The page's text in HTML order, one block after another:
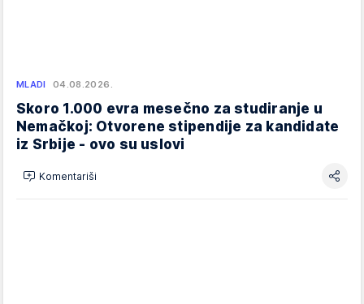
MLADI 04.08.2026.
Skoro 1.000 evra mesečno za studiranje u
Nemačkoj: Otvorene stipendije za kandidate
iz Srbije - ovo su uslovi
Komentariši